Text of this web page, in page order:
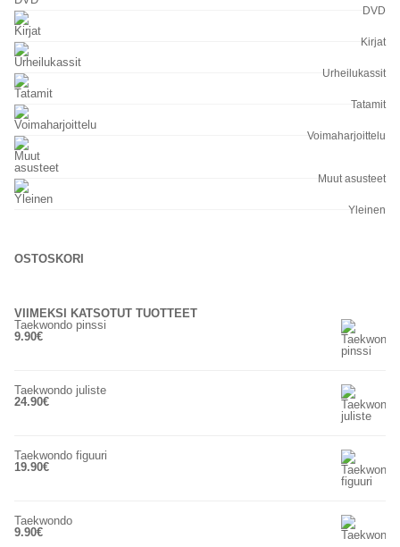
DVD
Kirjat
Urheilukassit
Tatamit
Voimaharjoittelu
Muut asusteet
Yleinen
OSTOSKORI
VIIMEKSI KATSOTUT TUOTTEET
Taekwondo pinssi
9.90€
Taekwondo juliste
24.90€
Taekwondo figuuri
19.90€
Taekwondo
9.90€